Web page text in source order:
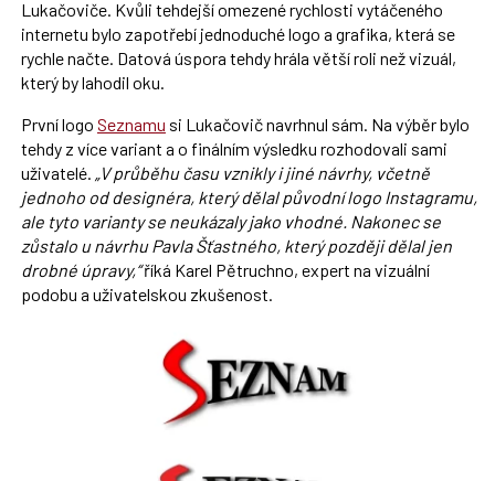
Lukačoviče. Kvůli tehdejší omezené rychlosti vytáčeného
internetu bylo zapotřebí jednoduché logo a grafika, která se
rychle načte. Datová úspora tehdy hrála větší roli než vizuál,
který by lahodil oku.
První logo Seznamu si Lukačovič navrhnul sám. Na výběr bylo
tehdy z více variant a o finálním výsledku rozhodovali sami
uživatelé. „V průběhu času vznikly i jiné návrhy, včetně
jednoho od designéra, který dělal původní logo Instagramu,
ale tyto varianty se neukázaly jako vhodné. Nakonec se
zůstalo u návrhu Pavla Šťastného, který později dělal jen
drobné úpravy,“říká Karel Pětruchno, expert na vizuální
podobu a uživatelskou zkušenost.